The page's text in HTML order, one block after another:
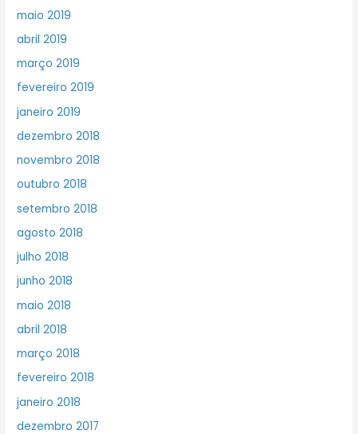
maio 2019
abril 2019
março 2019
fevereiro 2019
janeiro 2019
dezembro 2018
novembro 2018
outubro 2018
setembro 2018
agosto 2018
julho 2018
junho 2018
maio 2018
abril 2018
março 2018
fevereiro 2018
janeiro 2018
dezembro 2017